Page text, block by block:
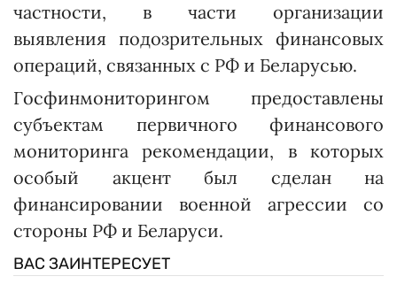
частности, в части организации
выявления подозрительных финансовых
операций, связанных с РФ и Беларусью.
Госфинмониторингом предоставлены
субъектам первичного финансового
мониторинга рекомендации, в которых
особый акцент был сделан на
финансировании военной агрессии со
стороны РФ и Беларуси.
ВАС ЗАИНТЕРЕСУЕТ